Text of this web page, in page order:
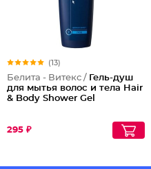
(13)
Белита - Витекс / Гель-душ
для мытья волос и тела Hair
& Body Shower Gel
295 ₽